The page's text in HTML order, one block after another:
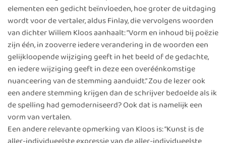
elementen een gedicht beïnvloeden, hoe groter de uitdaging
wordt voor de vertaler, aldus Finlay, die vervolgens woorden
van dichter Willem Kloos aanhaalt: “Vorm en inhoud bij poëzie
zijn één, in zooverre iedere verandering in de woorden een
gelijkloopende wijziging geeft in het beeld of de gedachte,
en iedere wijziging geeft in deze een overéénkomstige
nuanceering van de stemming aanduidt.” Zou de lezer ook
een andere stemming krijgen dan de schrijver bedoelde als ik
de spelling had gemoderniseerd? Ook dat is namelijk een
vorm van vertalen.
Een andere relevante opmerking van Kloos is: “Kunst is de